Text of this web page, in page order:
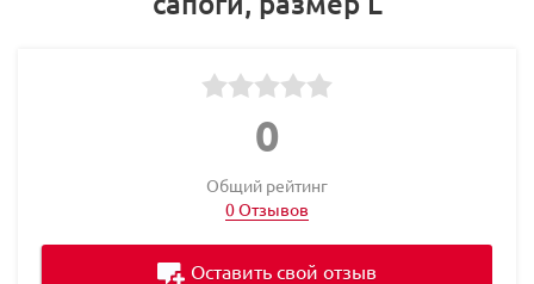
0
Общий рейтинг
0 Отзывов
Оставить свой отзыв